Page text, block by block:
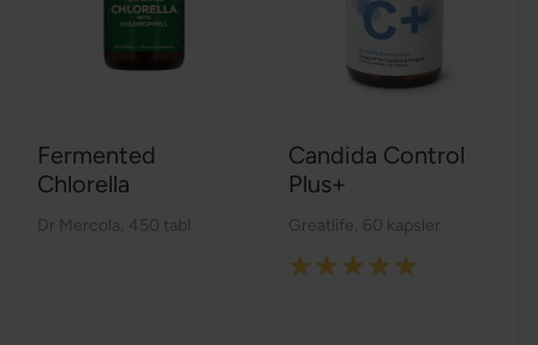
Fermented
Chlorella
Dr Mercola 450 tabl
Candida Control
Plus+
Greatlife 60 kapsler
Rating: